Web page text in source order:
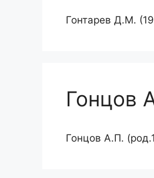
Гонтарев Д.М.
Гонцов
Гонцов А.П.